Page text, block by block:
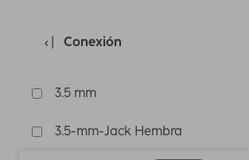
Conexión
3.5 mm
3.5-mm-Jack Hembra